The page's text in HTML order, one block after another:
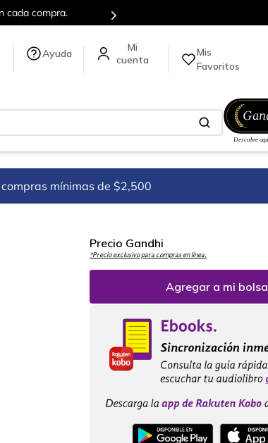
5 millones de títulos en nuestra tienda en línea.
Ayuda
Mis
Favoritos
mínimas de $2,500
Precio Gandhi
*Precio exclusivo para compras en línea.
Agregar a mi bolsa